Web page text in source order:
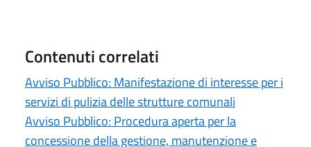
Contenuti correlati
Avviso Pubblico: Manifestazione di interesse per i
servizi di pulizia delle strutture comunali
Avviso Pubblico: Procedura aperta per la
concessione della gestione, manutenzione e